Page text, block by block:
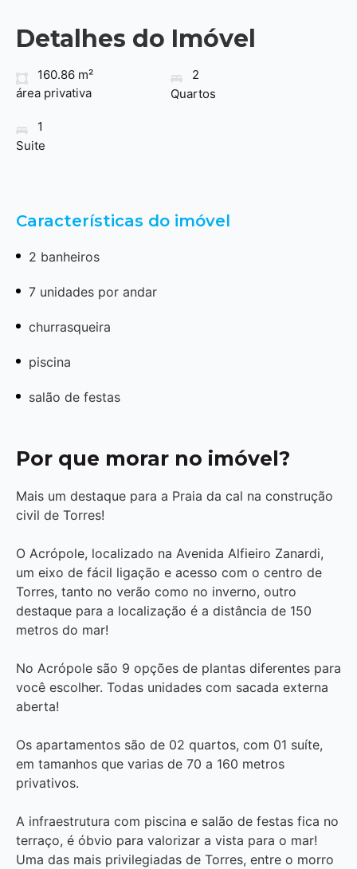
Detalhes do Imóvel
160.86 m²
área privativa
2
Quartos
1
Suite
Características do imóvel
2 banheiros
7 unidades por andar
churrasqueira
piscina
salão de festas
Por que morar no imóvel?
Mais um destaque para a Praia da cal na construção
civil de Torres!
O Acrópole, localizado na Avenida Alfieiro Zanardi,
um eixo de fácil ligação e acesso com o centro de
Torres, tanto no verão como no inverno, outro
destaque para a localização é a distância de 150
metros do mar!
No Acrópole são 9 opções de plantas diferentes para
você escolher. Todas unidades com sacada externa
aberta!
Os apartamentos são de 02 quartos, com 01 suíte,
em tamanhos que varias de 70 a 160 metros
privativos.
A infraestrutura com piscina e salão de festas fica no
terraço, é óbvio para valorizar a vista para o mar!
Uma das mais privilegiadas de Torres, entre o morro